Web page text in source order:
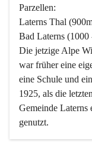
Parzellen:
Laterns Thal
Bad Laterns (1000
Die jetzige Alpe
war früher eine
eine Schule und
1925, als die
Gemeinde
genutzt.